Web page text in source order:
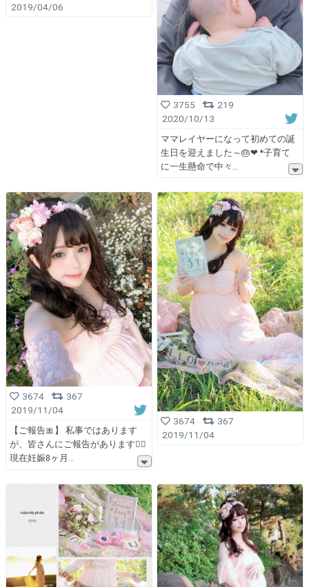
2019/04/06
3755
219
2020/10/13
ママレイヤーになって初めての誕
生日を迎えました～🎂❤︎.*子育て
に一生懸命で中々
3674
367
2019/11/04
【ご報告🎀】 私事ではあります
が、皆さんにご報告があります🙇‍♀️
現在妊娠8ヶ月
3674
367
2019/11/04